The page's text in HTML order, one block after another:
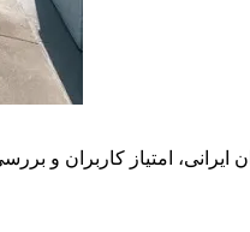
ایرانی، امتیاز کاربران و